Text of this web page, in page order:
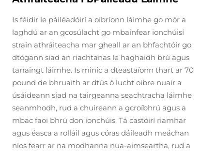
Is féidir le páiléadóirí a oibríonn láimhe go mór a
laghdú ar an gcosúlacht go mbainfear ionchúisí
strain athráiteacha mar gheall ar an bhfachtóir go
dtógann siad an riachtanas le haghaidh brú agus
tarraingt láimhe. Is minic a dteastaíonn thart ar 70
pound de bhruaith ar dtús ó lucht oibre nuair a
úsáideann siad na tairgeanna seachtracha láimhe
seanmhodh, rud a chuireann a gcroíbhrú agus a
mbac faoi bhrú don ionchúis. Tá castóirí riamhar
agus éasca a rolláil agus córas dáileadh meáchan
níos fearr ar na modhanna nua-aimseartha, rud a